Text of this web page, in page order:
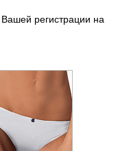
регистрации на